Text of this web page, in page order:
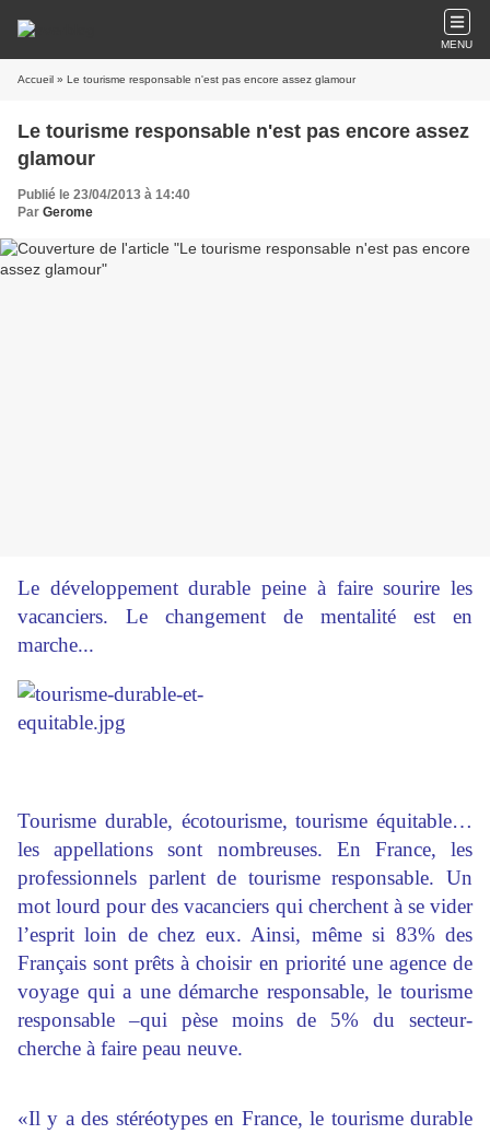
MENU
Accueil » Le tourisme responsable n'est pas encore assez glamour
Le tourisme responsable n'est pas encore assez
glamour
Publié le 23/04/2013 à 14:40
Par Gerome
Le développement durable peine à faire sourire les
vacanciers. Le changement de mentalité est en
marche...
Tourisme durable, écotourisme, tourisme équitable…
les appellations sont nombreuses. En France, les
professionnels parlent de tourisme responsable. Un
mot lourd pour des vacanciers qui cherchent à se vider
l’esprit loin de chez eux. Ainsi, même si 83% des
Français sont prêts à choisir en priorité une agence de
voyage qui a une démarche responsable, le tourisme
responsable –qui pèse moins de 5% du secteur-
cherche à faire peau neuve.
«Il y a des stéréotypes en France, le tourisme durable